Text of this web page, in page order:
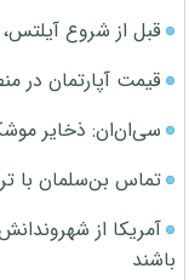
قبل از شروع
قیمت آپارتمان در منطقه 22 تهران
سی‌ان‌ان: ذخایر
تماس بن‌سلمان با
آمریکا از
باشند